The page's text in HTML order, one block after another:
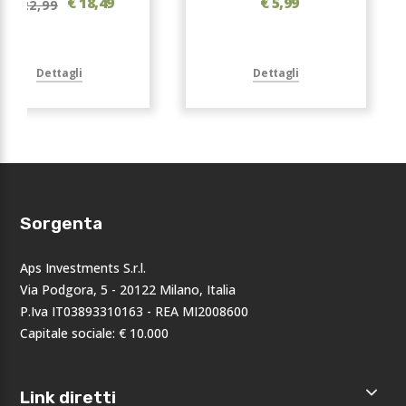
€ 22,99
Dettagli Dettagli
Sorgenta
Aps Investments S.r.l.
Via Podgora, 5 - 20122 Milano, Italia
P.Iva IT03893310163 - REA MI2008600
Capitale sociale: € 10.000
Link diretti